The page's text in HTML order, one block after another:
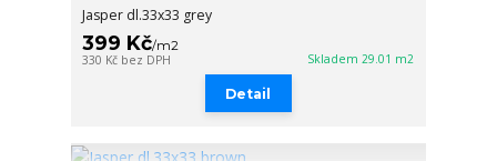
Jasper dl.33x33 grey
399 Kč/m2
330 Kč bez DPH Skladem 29.01 m2
Detail